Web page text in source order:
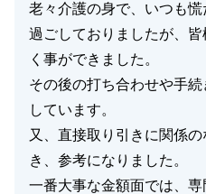
老々介護の身で、いつも
過ごしておりましたが、
く事ができました。
その後の打ち合わせや手
しています。
又、直接取り引きに関係
き、参考になりました。
一番大事な金額面では、